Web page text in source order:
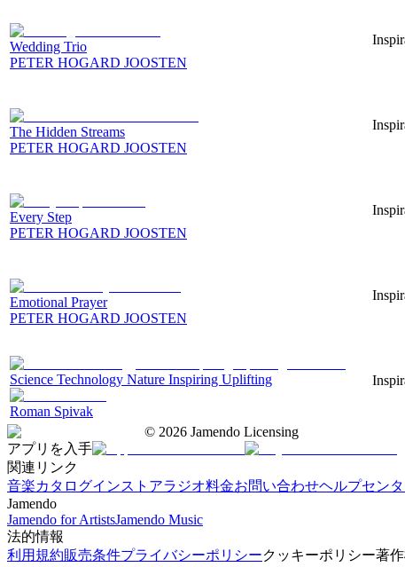
Wedding Trio
PETER HOGARD JOOSTEN
The Hidden Streams
PETER HOGARD JOOSTEN
Every Step
PETER HOGARD JOOSTEN
Emotional Prayer
PETER HOGARD JOOSTEN
Science Technology Nature Inspiring Uplifting
Roman Spivak
© 2026 Jamendo Licensing
アプリを入手
関連リンク
音楽カタログインストアラジオ料金お問い合わせヘルプセン
Jamendo
Jamendo for ArtistsJamendo Music
法的情報
利用規約販売条件プライバシーポリシークッキーポリシー著